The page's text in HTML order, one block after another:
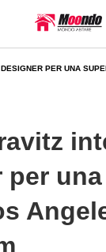
PER UNA
per